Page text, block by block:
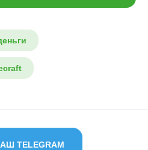
TELEGRAM